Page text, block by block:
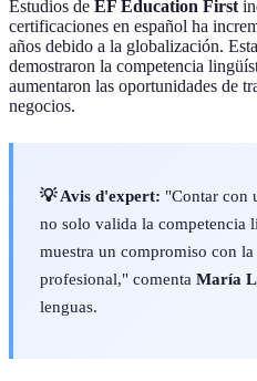
Estudios de EF Education First
certificaciones en español ha
años debido a la globalización.
demostraron la competencia
aumentaron las oportunidades de
negocios.
💡 Avis d'expert: "Contar con
no solo valida la competencia
muestra un compromiso con
profesional," comenta María
lenguas.